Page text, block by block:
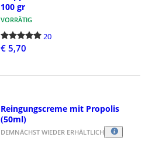
100 gr
VORRÄTIG
20
€ 5,70
Reingungscreme mit Propolis
(50ml)
DEMNÄCHST WIEDER ERHÄLTLICH